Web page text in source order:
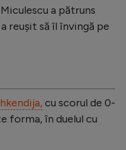
a pătruns
reușit să îl învingă pe
cu scorul de 0-
forma, în duelul cu